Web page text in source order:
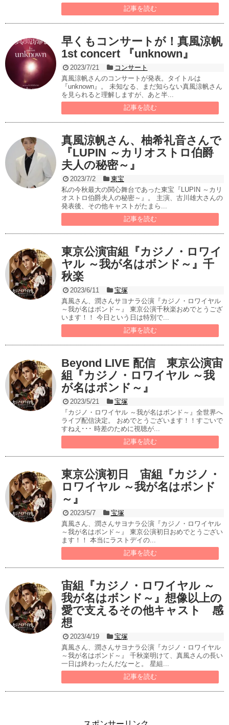
記事を読む
早くもコンサートが！真風涼帆
1st concert 『unknown』
2023/7/21
コンサート
真風涼帆さんのコンサートが発表。タイトルは
『unknown』。 未知なる、まだ知らない真風涼帆さん
を見られると理解しますが、あと半...
記事を読む
真風涼帆さん、柚希礼音さんで
『LUPIN ～カリオストロ伯爵
夫人の秘密～』
2023/7/2
東宝
私の今秋最大の関心舞台であった東宝『LUPIN ～カリ
オストロ伯爵夫人の秘密～』。 主演、古川雄大さんの
発表後、その他キャストがたまら...
記事を読む
東京公演宙組『カジノ・ロワイ
ヤル ～我が名はボンド～』千
秋楽
2023/6/11
宝塚
真風さん、潤さんサヨナラ公演『カジノ・ロワイヤル
～我が名はボンド～』 東京公演千秋楽おめでとうござ
います！！ 今日という日は特別で...
記事を読む
Beyond LIVE 配信 東京公演宙
組『カジノ・ロワイヤル ～我
が名はボンド～』
2023/5/21
宝塚
『カジノ・ロワイヤル ～我が名はボンド～』全世界へ
ライブ配信決定。 おめでとうございます！！すごいで
すねえ･･･ 時差のために視聴が...
記事を読む
東京公演初日 宙組『カジノ・
ロワイヤル ～我が名はボンド
～』
2023/5/7
宝塚
真風さん、潤さんサヨナラ公演『カジノ・ロワイヤル
～我が名はボンド～』 東京公演初日おめでとうござい
ます！！ 本当にラストデイの...
記事を読む
宙組『カジノ・ロワイヤル ～
我が名はボンド～』想像以上の
愛で支えるその他キャスト 感
想
2023/4/19
宝塚
真風さん、潤さんサヨナラ公演『カジノ・ロワイヤル
～我が名はボンド～』 千秋楽明けて、真風さんの長い
一日は終わったんだなーと。 星組...
記事を読む